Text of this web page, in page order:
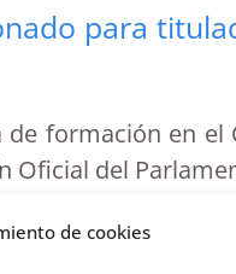
de cookies
para
formación en
Oficial del
…